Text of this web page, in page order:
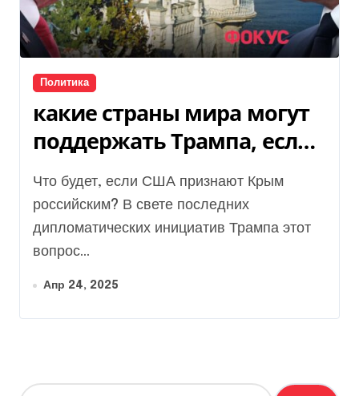
Политика
какие страны мира могут
поддержать Трампа, если
США признают Крым
российским
Что будет, если США признают Крым
российским? В свете последних
дипломатических инициатив Трампа этот
вопрос...
Апр 24, 2025
Н